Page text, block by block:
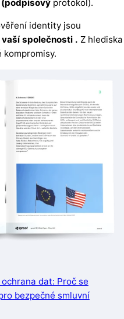
protokol).
identity jsou
vaší společnosti . Z hlediska
dat: Proč se
bezpečné smluvní